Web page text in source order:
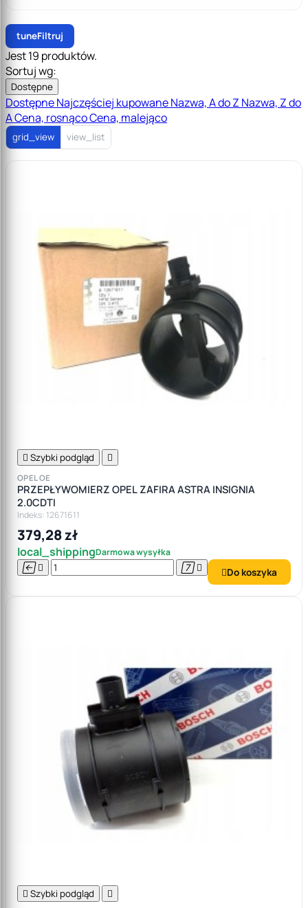
tuneFiltruj
Jest 19 produktów.
Sortuj wg:
Dostępne
DostępneNajczęściej kupowaneNazwa, A do Z Nazwa, Z do
ACena, rosnącoCena, malejąco
grid_view view_list
 Szybki podgląd 
OPEL OE
PRZEPŁYWOMIERZ OPEL ZAFIRA ASTRA INSIGNIA
2.0CDTI
Indeks: 12671611
379,28 zł
local_shippingDarmowa wysyłka
    Do koszyka
 Szybki podgląd 